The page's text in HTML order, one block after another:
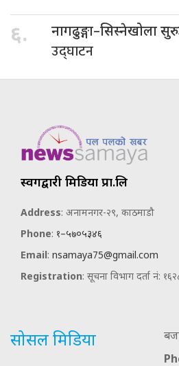
६. नागढुङ्गा–सिस्नेखोला
उद्घाटन
स्वर्गद्वारी मिडिया प्रा.लि
Address: अनामनगर-२९, काठमाडौ
Phone: १–५७०५३४६
Email: nsamaya75@gmail.com
Registration: सूचना विभाग दर्ता नं:
सोसल मिडिया